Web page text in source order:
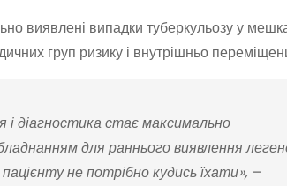
виявлені випадки туберкульозу у
груп ризику і внутрішньо
і діагностика стає максимально
для раннього виявлення
не потрібно кудись їхати», –